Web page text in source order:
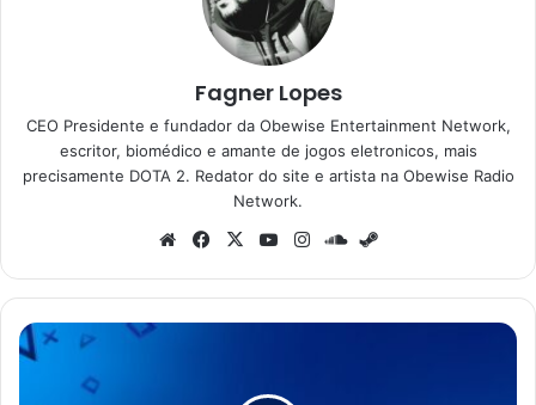
Fagner Lopes
CEO Presidente e fundador da Obewise Entertainment Network,
escritor, biomédico e amante de jogos eletronicos, mais
precisamente DOTA 2. Redator do site e artista na Obewise Radio
Network.
WebsiteFacebook
X YouTubeInstagramSoundCloud
É
hoje: